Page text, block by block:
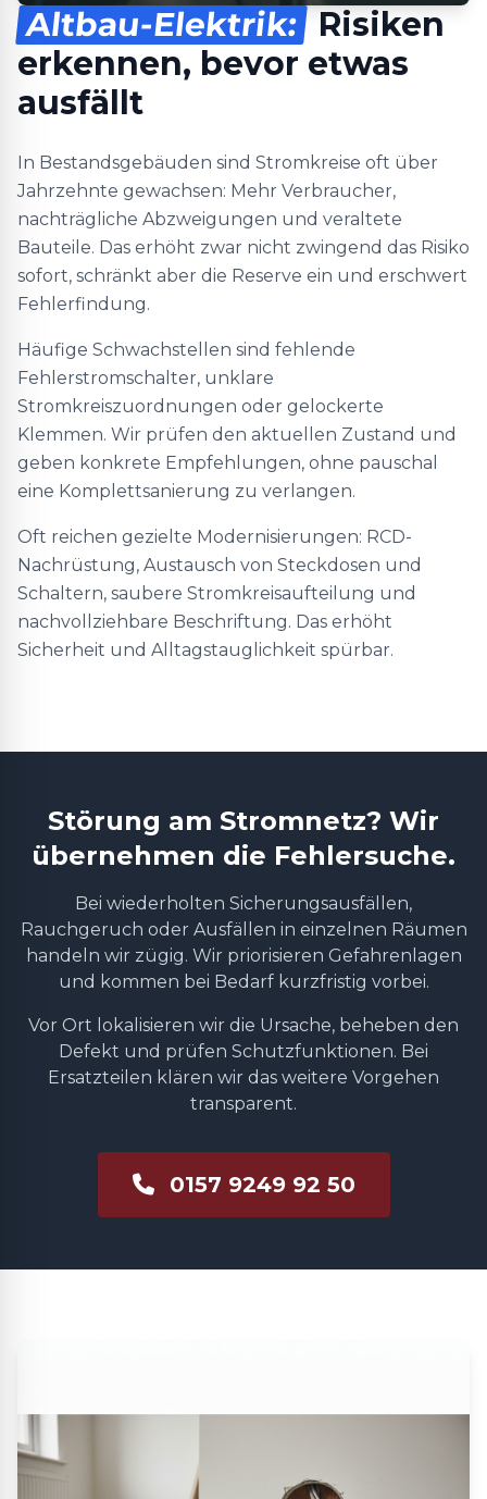
Altbau-Elektrik: Risiken
erkennen, bevor etwas
ausfällt
In Bestandsgebäuden sind Stromkreise oft über
Jahrzehnte gewachsen: Mehr Verbraucher,
nachträgliche Abzweigungen und veraltete
Bauteile. Das erhöht zwar nicht zwingend das Risiko
sofort, schränkt aber die Reserve ein und erschwert
Fehlerfindung.
Häufige Schwachstellen sind fehlende
Fehlerstromschalter, unklare
Stromkreiszuordnungen oder gelockerte
Klemmen. Wir prüfen den aktuellen Zustand und
geben konkrete Empfehlungen, ohne pauschal
eine Komplettsanierung zu verlangen.
Oft reichen gezielte Modernisierungen: RCD-
Nachrüstung, Austausch von Steckdosen und
Schaltern, saubere Stromkreisaufteilung und
nachvollziehbare Beschriftung. Das erhöht
Sicherheit und Alltagstauglichkeit spürbar.
Störung am Stromnetz? Wir
übernehmen die Fehlersuche.
Bei wiederholten Sicherungsausfällen,
Rauchgeruch oder Ausfällen in einzelnen Räumen
handeln wir zügig. Wir priorisieren Gefahrenlagen
und kommen bei Bedarf kurzfristig vorbei.
Vor Ort lokalisieren wir die Ursache, beheben den
Defekt und prüfen Schutzfunktionen. Bei
Ersatzteilen klären wir das weitere Vorgehen
transparent.
0157 9249 92 50